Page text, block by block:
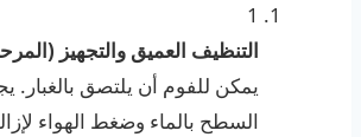
1
التنظيف العميق والتجهيز
يمكن للفوم أن يلتصق
السطح بالماء وضغط الهواء